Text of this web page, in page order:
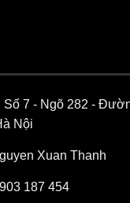
Số 7 - Ngõ 282 -
Nội
Xuan Thanh
187 454